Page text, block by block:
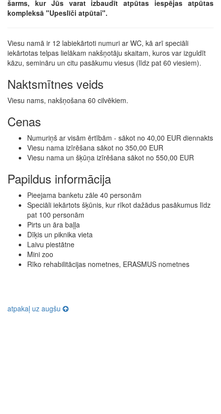
šarms, kur Jūs varat izbaudīt atpūtas iespējas atpūtas
kompleksā "Upeslīči atpūtai".
Viesu namā ir 12 labiekārtoti numuri ar WC, kā arī speciāli
iekārtotas telpas lielākam nakšņotāju skaitam, kuros var izguldīt
kāzu, semināru un citu pasākumu viesus (līdz pat 60 viesiem).
Naktsmītnes veids
Viesu nams, nakšņošana 60 cilvēkiem.
Cenas
Numuriņš ar visām ērtībām - sākot no 40,00 EUR diennakts
Viesu nama izīrēšana sākot no 350,00 EUR
Viesu nama un šķūņa izīrēšana sākot no 550,00 EUR
Papildus informācija
Pieejama banketu zāle 40 personām
Speciāli iekārtots šķūnis, kur rīkot dažādus pasākumus līdz
pat 100 personām
Pirts un āra baļļa
Dīķis un piknika vieta
Laivu piestātne
Mini zoo
Rīko rehabilitācijas nometnes, ERASMUS nometnes
atpakaļ uz augšu